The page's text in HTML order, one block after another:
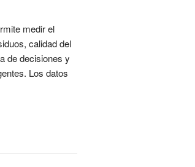
medir el
calidad del
de decisiones y
Los datos